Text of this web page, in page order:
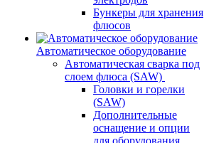
Бункеры для хранения
флюсов
Автоматическое оборудование
Автоматическая сварка под
слоем флюса (SAW)
Головки и горелки
(SAW)
Дополнительные
оснащение и опции
для оборудования